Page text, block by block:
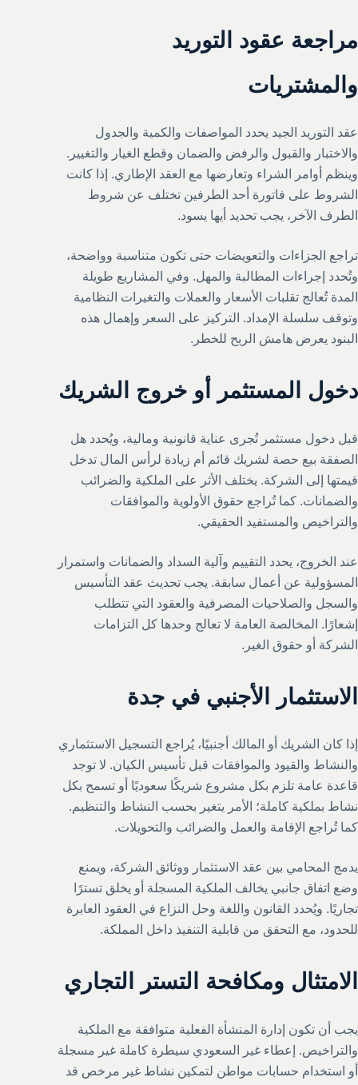
مراجعة عقود التوريد
والمشتريات
عقد التوريد الجيد يحدد المواصفات والكمية والجدول
والاختبار والقبول والرفض والضمان وقطع الغيار والتغيير.
وينظم أوامر الشراء وتعارضها مع العقد الإطاري. إذا كانت
الشروط على فاتورة أحد الطرفين تختلف عن شروط
الطرف الآخر، يجب تحديد أيها يسود.
تراجع الجزاءات والتعويضات حتى تكون متناسبة وواضحة،
وتُحدد إجراءات المطالبة والمهل. وفي المشاريع طويلة
المدة تُعالج تقلبات الأسعار والعملات والتغيرات النظامية
وتوقف سلسلة الإمداد. التركيز على السعر وإهمال هذه
البنود يعرض هامش الربح للخطر.
دخول المستثمر أو خروج الشريك
قبل دخول مستثمر تُجرى عناية قانونية ومالية، ويُحدد هل
الصفقة بيع حصة لشريك قائم أم زيادة لرأس المال تدخل
قيمتها إلى الشركة. يختلف الأثر على الملكية والضرائب
والضمانات. كما تُراجع حقوق الأولوية والموافقات
والتراخيص والمستفيد الحقيقي.
عند الخروج، يحدد التقييم وآلية السداد والضمانات واستمرار
المسؤولية عن أعمال سابقة. يجب تحديث عقد التأسيس
والسجل والصلاحيات المصرفية والعقود التي تتطلب
إشعارًا. المخالصة العامة لا تعالج وحدها كل التزامات
الشركة أو حقوق الغير.
الاستثمار الأجنبي في جدة
إذا كان الشريك أو المالك أجنبيًا، يُراجع التسجيل الاستثماري
والنشاط والقيود والموافقات قبل تأسيس الكيان. لا توجد
قاعدة عامة تلزم بكل مشروع شريكًا سعوديًا أو تسمح بكل
نشاط بملكية كاملة؛ الأمر يتغير بحسب النشاط والتنظيم.
كما تُراجع الإقامة والعمل والضرائب والتحويلات.
يدمج المحامي بين عقد الاستثمار ووثائق الشركة، ويمنع
وضع اتفاق جانبي يخالف الملكية المسجلة أو يخلق تسترًا
تجاريًا. ويُحدد القانون واللغة وحل النزاع في العقود العابرة
للحدود، مع التحقق من قابلية التنفيذ داخل المملكة.
الامتثال ومكافحة التستر التجاري
يجب أن تكون إدارة المنشأة الفعلية متوافقة مع الملكية
والتراخيص. إعطاء غير السعودي سيطرة كاملة غير مسجلة
أو استخدام حسابات مواطن لتمكين نشاط غير مرخص قد